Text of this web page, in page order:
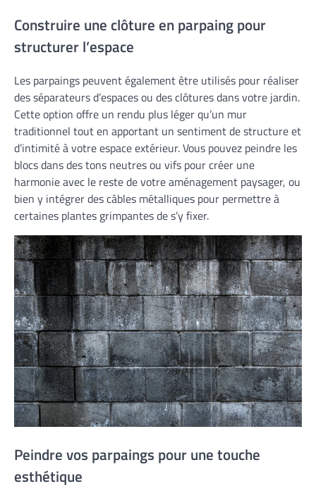
Construire une clôture en parpaing pour
structurer l’espace
Les parpaings peuvent également être utilisés pour réaliser
des séparateurs d’espaces ou des clôtures dans votre jardin.
Cette option offre un rendu plus léger qu’un mur
traditionnel tout en apportant un sentiment de structure et
d’intimité à votre espace extérieur. Vous pouvez peindre les
blocs dans des tons neutres ou vifs pour créer une
harmonie avec le reste de votre aménagement paysager, ou
bien y intégrer des câbles métalliques pour permettre à
certaines plantes grimpantes de s’y fixer.
Peindre vos parpaings pour une touche
esthétique